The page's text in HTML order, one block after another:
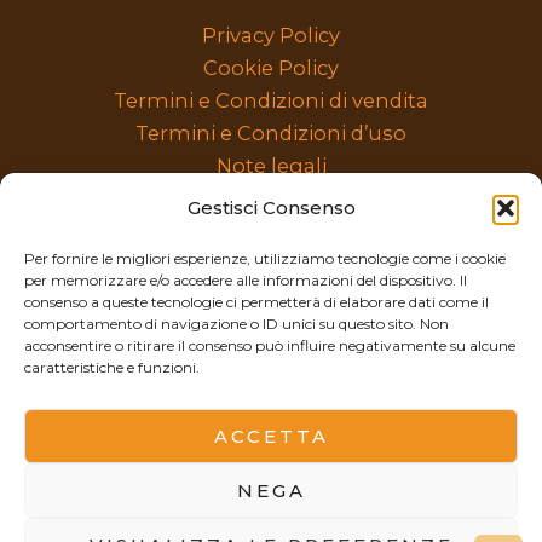
Gestisci Consenso
Per fornire le migliori esperienze, utilizziamo tecnologie come i cookie
per memorizzare e/o accedere alle informazioni del dispositivo. Il
consenso a queste tecnologie ci permetterà di elaborare dati come il
comportamento di navigazione o ID unici su questo sito. Non
acconsentire o ritirare il consenso può influire negativamente su alcune
caratteristiche e funzioni.
ACCETTA
NEGA
Privacy Policy
Cookie Policy
Termini e Condizioni di vendita
Termini e Condizioni d’uso
Note legali
categorie prodotti
Seleziona
una
categoria
© 2026 Confine Jewels – Alessia Corrao – P.IVA
Tutti i diritti riservati